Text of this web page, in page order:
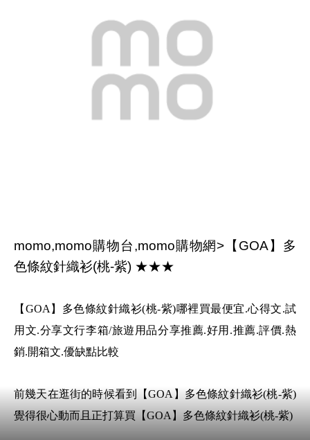
momo,momo購物台,momo購物網>【GOA】多
色條紋針織衫(桃-紫) ★★★
【GOA】多色條紋針織衫(桃-紫)哪裡買最便宜.心得文.試
用文.分享文行李箱/旅遊用品分享推薦.好用.推薦.評價.熱
銷.開箱文.優缺點比較
前幾天在逛街的時候看到【GOA】多色條紋針織衫(桃-紫)
覺得很心動而且正打算買【GOA】多色條紋針織衫(桃-紫)